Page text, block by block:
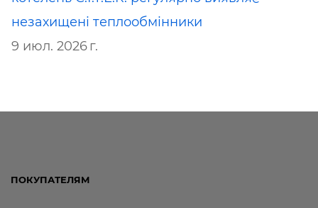
незахищені теплообмінники
9 июл. 2026 г.
ПОКУПАТЕЛЯМ